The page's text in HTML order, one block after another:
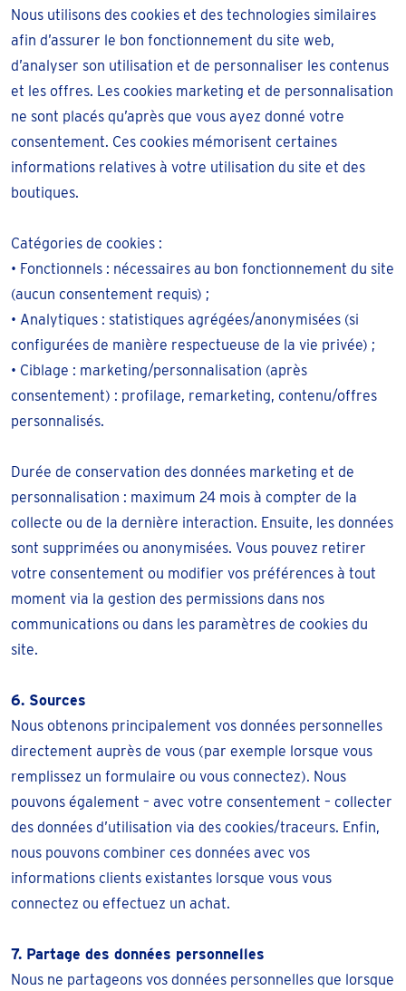
Nous utilisons des cookies et des technologies similaires
afin d’assurer le bon fonctionnement du site web,
d’analyser son utilisation et de personnaliser les contenus
et les offres. Les cookies marketing et de personnalisation
ne sont placés qu’après que vous ayez donné votre
consentement. Ces cookies mémorisent certaines
informations relatives à votre utilisation du site et des
boutiques.
Catégories de cookies :
• Fonctionnels : nécessaires au bon fonctionnement du site
(aucun consentement requis) ;
• Analytiques : statistiques agrégées/anonymisées (si
configurées de manière respectueuse de la vie privée) ;
• Ciblage : marketing/personnalisation (après
consentement) : profilage, remarketing, contenu/offres
personnalisés.
Durée de conservation des données marketing et de
personnalisation : maximum 24 mois à compter de la
collecte ou de la dernière interaction. Ensuite, les données
sont supprimées ou anonymisées. Vous pouvez retirer
votre consentement ou modifier vos préférences à tout
moment via la gestion des permissions dans nos
communications ou dans les paramètres de cookies du
site.
6. Sources
Nous obtenons principalement vos données personnelles
directement auprès de vous (par exemple lorsque vous
remplissez un formulaire ou vous connectez). Nous
pouvons également – avec votre consentement – collecter
des données d’utilisation via des cookies/traceurs. Enfin,
nous pouvons combiner ces données avec vos
informations clients existantes lorsque vous vous
connectez ou effectuez un achat.
7. Partage des données personnelles
Nous ne partageons vos données personnelles que lorsque